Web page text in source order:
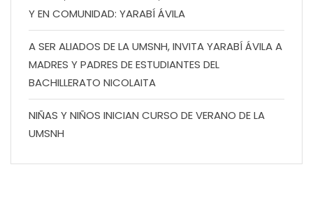
Y EN COMUNIDAD: YARABÍ ÁVILA
A SER ALIADOS DE LA UMSNH, INVITA YARABÍ ÁVILA A
MADRES Y PADRES DE ESTUDIANTES DEL
BACHILLERATO NICOLAITA
NIÑAS Y NIÑOS INICIAN CURSO DE VERANO DE LA
UMSNH